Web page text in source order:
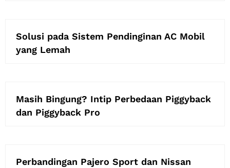
Solusi pada Sistem Pendinginan AC Mobil
yang Lemah
Masih Bingung? Intip Perbedaan Piggyback
dan Piggyback Pro
Perbandingan Pajero Sport dan Nissan